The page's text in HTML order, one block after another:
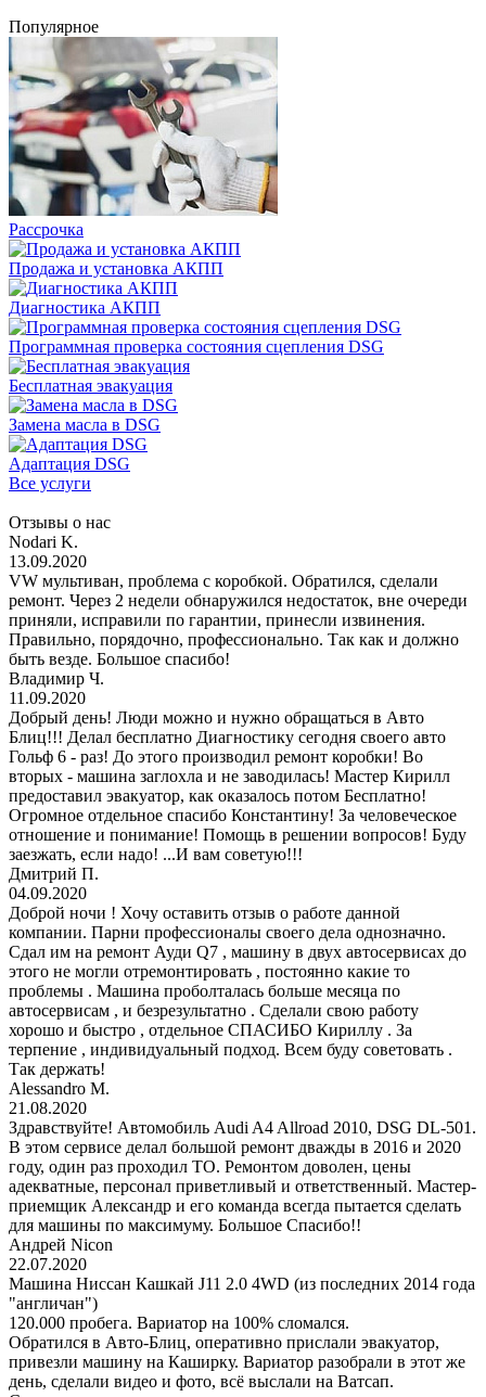
Популярное
Рассрочка
Продажа и установка АКПП
Диагностика АКПП
Программная проверка состояния сцепления DSG
Бесплатная эвакуация
Замена масла в DSG
Адаптация DSG
Все услуги
Отзывы о нас
Nodari K.
13.09.2020
VW мультиван, проблема с коробкой. Обратился, сделали
ремонт. Через 2 недели обнаружился недостаток, вне очереди
приняли, исправили по гарантии, принесли извинения.
Правильно, порядочно, профессионально. Так как и должно
быть везде. Большое спасибо!
Владимир Ч.
11.09.2020
Добрый день! Люди можно и нужно обращаться в Авто
Блиц!!! Делал бесплатно Диагностику сегодня своего авто
Гольф 6 - раз! До этого производил ремонт коробки! Во
вторых - машина заглохла и не заводилась! Мастер Кирилл
предоставил эвакуатор, как оказалось потом Бесплатно!
Огромное отдельное спасибо Константину! За человеческое
отношение и понимание! Помощь в решении вопросов! Буду
заезжать, если надо! ...И вам советую!!!
Дмитрий П.
04.09.2020
Доброй ночи ! Хочу оставить отзыв о работе данной
компании. Парни профессионалы своего дела однозначно.
Сдал им на ремонт Ауди Q7 , машину в двух автосервисах до
этого не могли отремонтировать , постоянно какие то
проблемы . Машина проболталась больше месяца по
автосервисам , и безрезультатно . Сделали свою работу
хорошо и быстро , отдельное СПАСИБО Кириллу . За
терпение , индивидуальный подход. Всем буду советовать .
Так держать!
Alessandro M.
21.08.2020
Здравствуйте! Автомобиль Audi A4 Allroad 2010, DSG DL-501.
В этом сервисе делал большой ремонт дважды в 2016 и 2020
году, один раз проходил ТО. Ремонтом доволен, цены
адекватные, персонал приветливый и ответственный. Мастер-
приемщик Александр и его команда всегда пытается сделать
для машины по максимуму. Большое Спасибо!!
Андрей Nicon
22.07.2020
Машина Ниссан Кашкай J11 2.0 4WD (из последних 2014 года
"англичан")
120.000 пробега. Вариатор на 100% сломался.
Обратился в Авто-Блиц, оперативно прислали эвакуатор,
привезли машину на Каширку. Вариатор разобрали в этот же
день, сделали видео и фото, всё выслали на Ватсап.